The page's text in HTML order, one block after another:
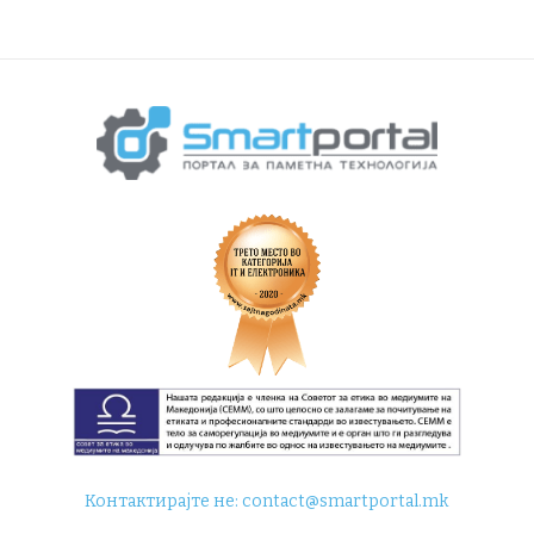
Контактирајте не:contact@smartportal.mk